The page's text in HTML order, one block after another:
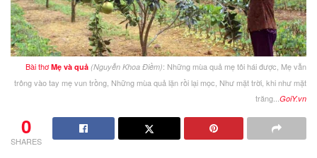
Bài thơMẹ và quả (Nguyễn Khoa Điềm): Những mùa quả mẹ tôi hái được, Mẹ vẫn
trông vào tay mẹ vun trồng, Những mùa quả lặn rồi lại mọc, Như mặt trời, khi như mặt
trăng... GoiY.vn
0
SHARES